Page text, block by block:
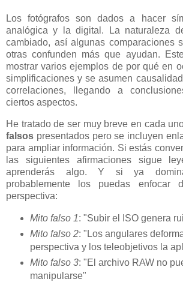
Los fotógrafos son dados a hacer
analógica y la digital. La naturaleza
cambiado, así algunas comparaciones
otras confunden más que ayudan.
mostrar varios ejemplos de por qué en
simplificaciones y se asumen
correlaciones, llegando a
ciertos aspectos.
He tratado de ser muy breve en cada
falsos presentados pero se incluyen
para ampliar información. Si estás
las siguientes afirmaciones sigue
aprenderás algo. Y si ya
probablemente los puedas enfocar
perspectiva:
Mito falso 1: "Subir el ISO genera
Mito falso 2: "Los angulares
perspectiva y los teleobjetivos la
Mito falso 3: "El archivo RAW no
manipularse"